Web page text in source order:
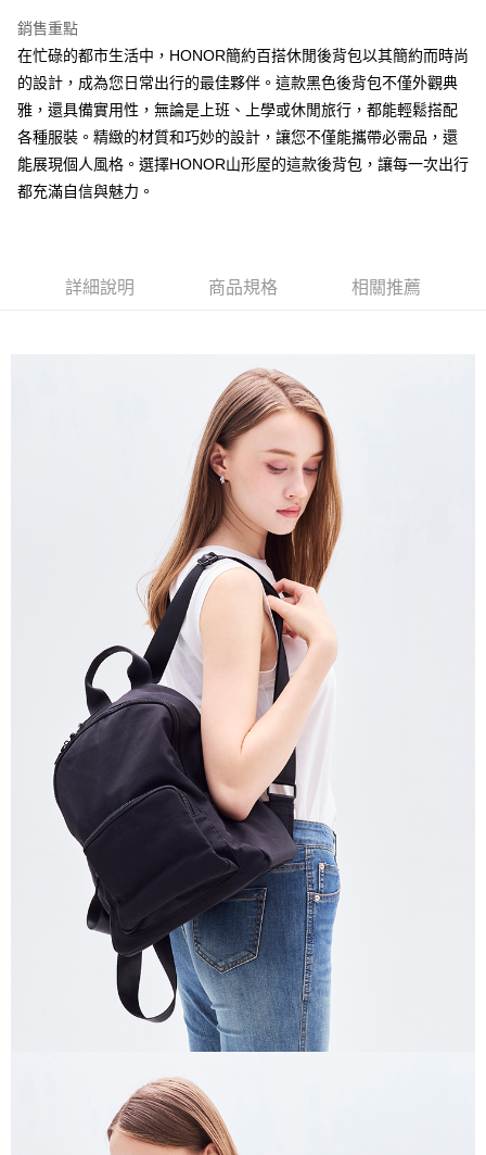
ATM付款
運送方式
全家取貨付款 -訂單滿 $2000 元即享免運服務，未滿則另收
$80 元物流費用。
每筆NT$80，滿NT$2,000(含以上)免運費
每筆NT$80，滿NT$2,000(含以上)免運費
7-11付款後取貨-訂單滿 $2000 元即享免運服務-未滿則另收
每筆NT$80，滿NT$2,000(含以上)免運費
宅配送到家-訂單滿 $2000 元即享免運服務-未滿則另收 $120 元物
每筆NT$120，滿NT$2,000(含以上)免運費
離島限定-宅配到府
銷售重點
在忙碌的都市生活中，HONOR簡約百搭休閒後背包以其簡約而時尚
的設計，成為您日常出行的最佳夥伴。這款黑色後背包不僅外觀典
雅，還具備實用性，無論是上班、上學或休閒旅行，都能輕鬆搭配
各種服裝。精緻的材質和巧妙的設計，讓您不僅能攜帶必需品，還
能展現個人風格。選擇HONOR山形屋的這款後背包，讓每一次出行
都充滿自信與魅力。
詳細說明 商品規格 相關推薦